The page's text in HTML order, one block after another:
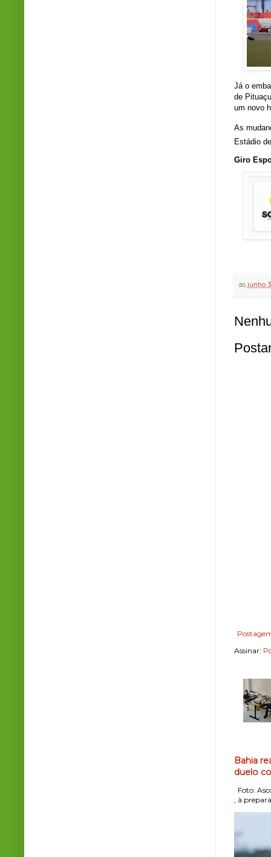
Já o
de
um novo
As
Estádio
Giro
às junho
Assinar:
Bahia
duelo
Foto:
, à